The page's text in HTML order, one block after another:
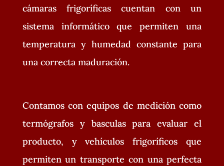
cámaras frigoríficas cuentan con un
sistema informático que permiten una
temperatura y humedad constante para
una correcta maduración.
Contamos con equipos de medición como
termógrafos y basculas para evaluar el
producto, y vehículos frigoríficos que
permiten un transporte con una perfecta